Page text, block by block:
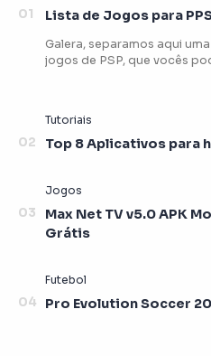
Lista de Jogos para
Galera, separamos aqui
jogos de PSP, que vocês
Top 8 Aplicativos para
Max Net TV v5.0 APK
Grátis
Pro Evolution Soccer